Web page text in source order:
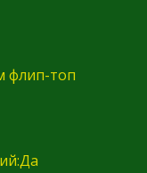
флип-топ